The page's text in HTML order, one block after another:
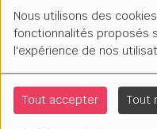
Nous utilisons des
fonctionnalités proposés
l'expérience de nos
Tout accepter Tout